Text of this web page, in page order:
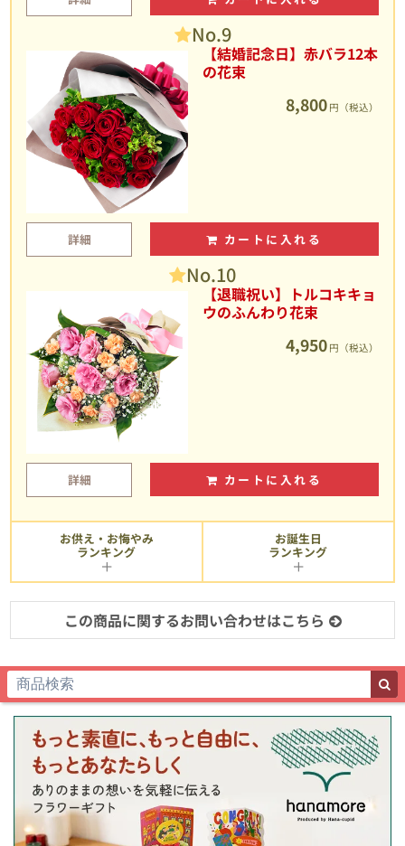
No.9
【結婚記念日】赤バラ12本
の花束
8,800 円（税込）
詳細 カートに入れる
No.10
【退職祝い】トルコキキョ
ウのふんわり花束
4,950 円（税込）
詳細 カートに入れる
お供え・お悔やみ
ランキング
お誕生日
ランキング
この商品に関するお問い合わせはこちら